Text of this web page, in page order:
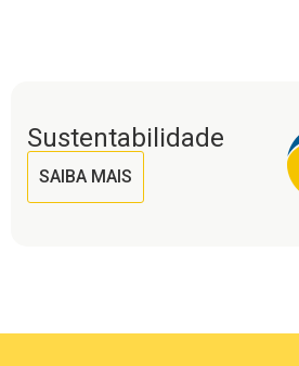
Sustentabilidade
SAIBA MAIS